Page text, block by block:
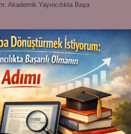
Yayıncılıkta Başarılı Olmanın 5